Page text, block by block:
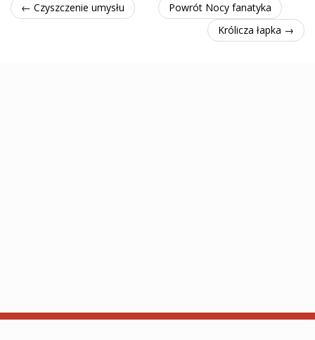
← Czyszczenie umysłu
Powrót Nocy fanatyka
Królicza łapka →